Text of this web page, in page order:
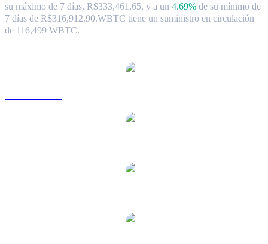
su máximo de 7 días, R$333,461.65, y a un 4.69% de su mínimo de
7 días de R$316,912.90.WBTC tiene un suministro en circulación
de 116,499 WBTC.